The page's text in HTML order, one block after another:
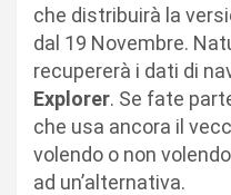
che distribuirà la
dal 19 Novembre.
recupererà i dati di
Explorer. Se fate
che usa ancora il
volendo o non
ad un’alternativa.